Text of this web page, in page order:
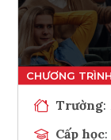
Trường:
Cấp học: